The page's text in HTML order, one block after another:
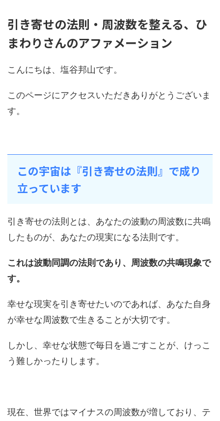
引き寄せの法則・周波数を整える、ひ
まわりさんのアファメーション
こんにちは、塩谷邦山です。
このページにアクセスいただきありがとうございま
す。
この宇宙は『引き寄せの法則』で成り
立っています
引き寄せの法則とは、あなたの波動の周波数に共鳴
したものが、あなたの現実になる法則です。
これは波動同調の法則であり、周波数の共鳴現象で
す。
幸せな現実を引き寄せたいのであれば、あなた自身
が幸せな周波数で生きることが大切です。
しかし、幸せな状態で毎日を過ごすことが、けっこ
う難しかったりします。
現在、世界ではマイナスの周波数が増しており、テ